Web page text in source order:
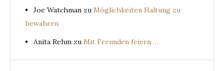
Joe Watchman zu Möglichkeiten Haltung zu
bewahren
Anita Rehm zu Mit Freunden feiern …